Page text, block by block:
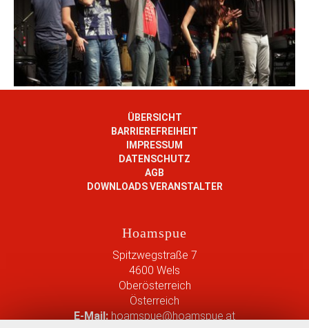
ÜBERSICHT
BARRIEREFREIHEIT
IMPRESSUM
DATENSCHUTZ
AGB
DOWNLOADS VERANSTALTER
Hoamspue
Spitzwegstraße 7
4600 Wels
Oberösterreich
Österreich
E-Mail: hoamspue@hoamspue.at